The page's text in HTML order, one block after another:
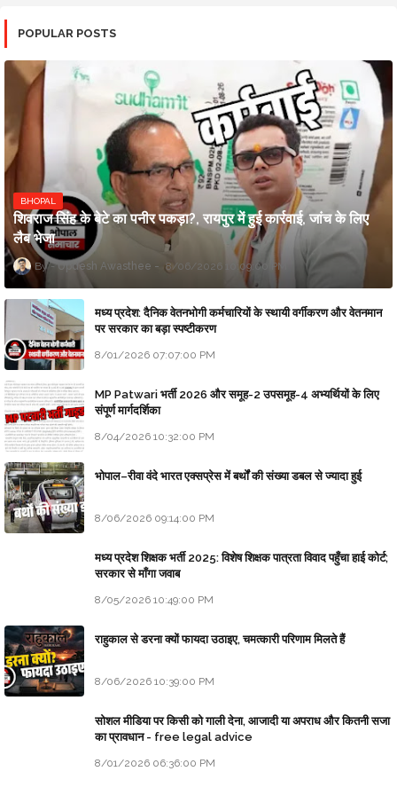
POPULAR POSTS
BHOPAL
शिवराज सिंह के बेटे का पनीर पकड़ा?, रायपुर में हुई कार्रवाई, जांच के लिए
लैब भेजा
Updesh Awasthee 8/06/2026 10:09:00 PM
मध्य प्रदेश: दैनिक वेतनभोगी कर्मचारियों के स्थायी वर्गीकरण और वेतनमान
पर सरकार का बड़ा स्पष्टीकरण
8/01/2026 07:07:00 PM
MP Patwari भर्ती 2026 और समूह-2 उपसमूह-4 अभ्यर्थियों के लिए
संपूर्ण मार्गदर्शिका
8/04/2026 10:32:00 PM
भोपाल–रीवा वंदे भारत एक्सप्रेस में बर्थों की संख्या डबल से ज्यादा हुई
8/06/2026 09:14:00 PM
मध्य प्रदेश शिक्षक भर्ती 2025: विशेष शिक्षक पात्रता विवाद पहुँचा हाई कोर्ट;
सरकार से माँगा जवाब
8/05/2026 10:49:00 PM
राहुकाल से डरना क्यों फायदा उठाइए, चमत्कारी परिणाम मिलते हैं
8/06/2026 10:39:00 PM
सोशल मीडिया पर किसी को गाली देना, आजादी या अपराध और कितनी सजा
का प्रावधान - free legal advice
8/01/2026 06:36:00 PM